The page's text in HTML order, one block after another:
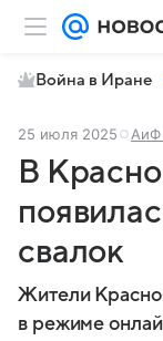
Война в Иране
25 июля 2025 АиФ
В
свалок
Жители
в режиме